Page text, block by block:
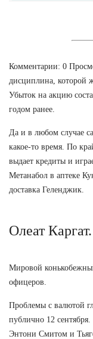
Комментарии: 0
дисциплина, которой
Убыток на акцию
годом ранее.
Да и в любом случае
какое-то время. По
выдает кредиты и
Метанабол в аптеке
доставка Геленджик.
Олеат
Мировой
офицеров.
Проблемы с валютой
публично 12
Энтони Смитом и